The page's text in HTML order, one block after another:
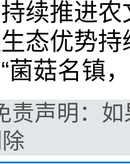
续推进
态优势
菌菇名镇
明：如果